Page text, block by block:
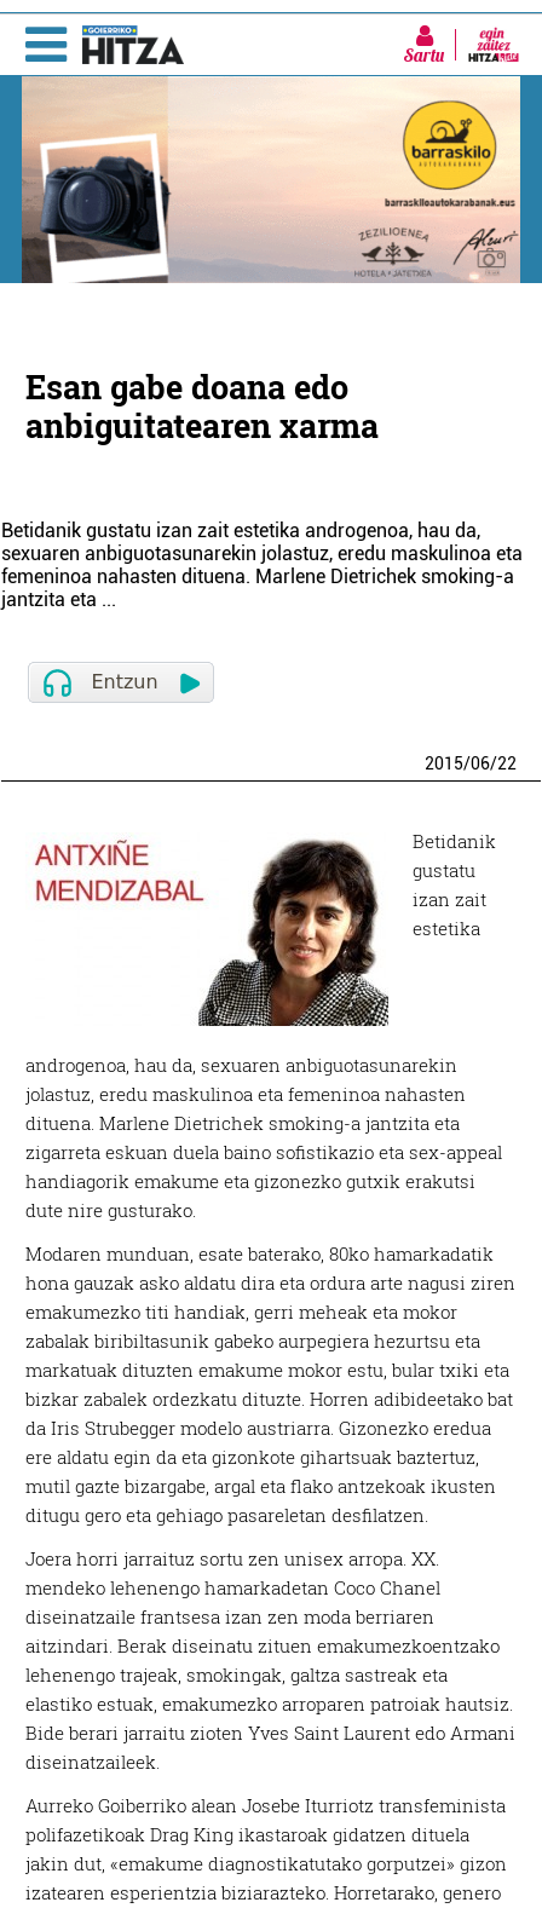
Sartu
Esan gabe doana edo
anbiguitatearen xarma
Betidanik gustatu izan zait estetika androgenoa, hau da,
sexuaren anbiguotasunarekin jolastuz, eredu maskulinoa eta
femeninoa nahasten dituena. Marlene Dietrichek smoking-a
jantzita eta ...
2015/06/22
Betidanik
gustatu
izan zait
estetika
androgenoa, hau da, sexuaren anbiguotasunarekin
jolastuz, eredu maskulinoa eta femeninoa nahasten
dituena. Marlene Dietrichek smoking-a jantzita eta
zigarreta eskuan duela baino sofistikazio eta sex-appeal
handiagorik emakume eta gizonezko gutxik erakutsi
dute nire gusturako.
Modaren munduan, esate baterako, 80ko hamarkadatik
hona gauzak asko aldatu dira eta ordura arte nagusi ziren
emakumezko titi handiak, gerri meheak eta mokor
zabalak biribiltasunik gabeko aurpegiera hezurtsu eta
markatuak dituzten emakume mokor estu, bular txiki eta
bizkar zabalek ordezkatu dituzte. Horren adibideetako bat
da Iris Strubegger modelo austriarra. Gizonezko eredua
ere aldatu egin da eta gizonkote gihartsuak baztertuz,
mutil gazte bizargabe, argal eta flako antzekoak ikusten
ditugu gero eta gehiago pasareletan desfilatzen.
Joera horri jarraituz sortu zen unisex arropa. XX.
mendeko lehenengo hamarkadetan Coco Chanel
diseinatzaile frantsesa izan zen moda berriaren
aitzindari. Berak diseinatu zituen emakumezkoentzako
lehenengo trajeak, smokingak, galtza sastreak eta
elastiko estuak, emakumezko arroparen patroiak hautsiz.
Bide berari jarraitu zioten Yves Saint Laurent edo Armani
diseinatzaileek.
Aurreko Goiberriko alean Josebe Iturriotz transfeminista
polifazetikoak Drag King ikastaroak gidatzen dituela
jakin dut, «emakume diagnostikatutako gorputzei» gizon
izatearen esperientzia biziarazteko. Horretarako, genero